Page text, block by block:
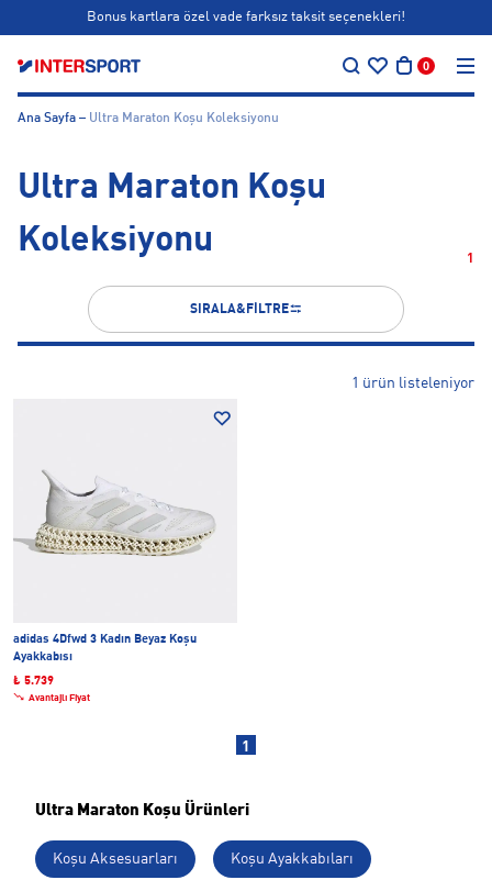
Bonus kartlara özel vade farksız taksit seçenekleri!
0
Ana Sayfa Ultra Maraton Koşu Koleksiyonu
Ultra Maraton Koşu
Koleksiyonu
1
SIRALA&FİLTRE
1 ürün listeleniyor
adidas 4Dfwd 3 Kadın Beyaz Koşu
Ayakkabısı
₺ 5.739
Avantajlı Fiyat
1
Ultra Maraton Koşu Ürünleri
Koşu Aksesuarları Koşu Ayakkabıları